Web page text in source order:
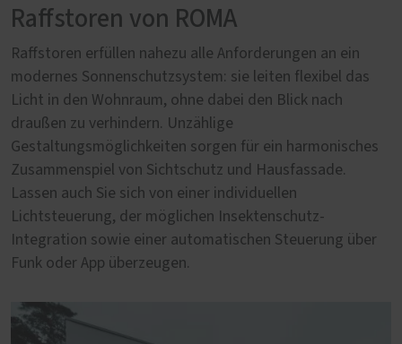
Raffstoren von ROMA
Raffstoren erfüllen nahezu alle Anforderungen an ein
modernes Sonnenschutzsystem: sie leiten flexibel das
Licht in den Wohnraum, ohne dabei den Blick nach
draußen zu verhindern. Unzählige
Gestaltungsmöglichkeiten sorgen für ein harmonisches
Zusammenspiel von Sichtschutz und Hausfassade.
Lassen auch Sie sich von einer individuellen
Lichtsteuerung, der möglichen Insektenschutz-
Integration sowie einer automatischen Steuerung über
Funk oder App überzeugen.